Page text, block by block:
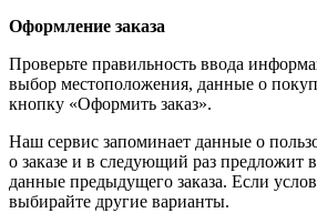
Оформление заказа
Проверьте правильность ввода
выбор местоположения, данные о
кнопку «Оформить заказ».
Наш сервис запоминает данные о
о заказе и в следующий раз предложит
данные предыдущего заказа. Если
выбирайте другие варианты.